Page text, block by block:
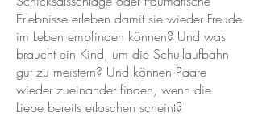
Erlebnisse erleben damit sie wieder Freude
im Leben empfinden können? Und was
braucht ein Kind, um die Schullaufbahn
gut zu meistern? Und können Paare
wieder zueinander finden, wenn die
Liebe bereits erloschen scheint?